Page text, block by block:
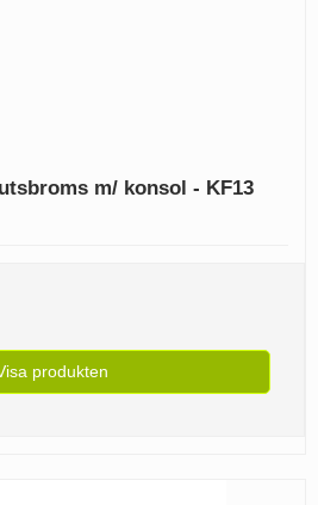
m/ konsol - KF13
produkten